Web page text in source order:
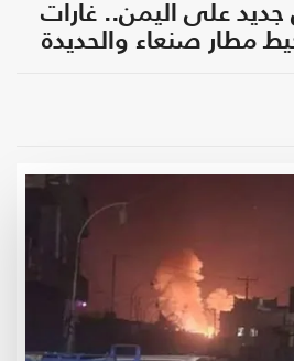
على اليمن.. غارات
مطار صنعاء والحديدة